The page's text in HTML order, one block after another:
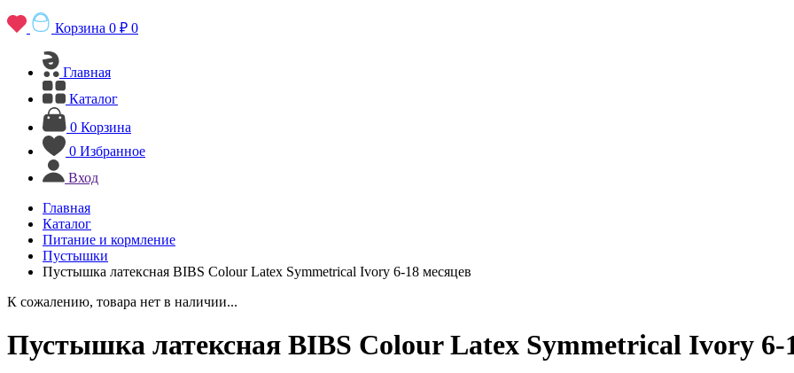
Корзина 0 ₽ 0
Главная
Каталог
0 Корзина
0 Избранное
Вход
Главная
Каталог
Питание и кормление
Пустышки
Пустышка латексная BIBS Colour Latex Symmetrical Ivory 6-18 месяцев
К сожалению, товара нет в наличии...
Пустышка латексная BIBS Colour Latex Symmetrical Ivory 6-